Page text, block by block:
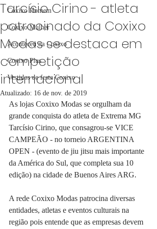
Coxixo Homem
Coxixo Mulher
Aconteceu na Coxixo
Coxixo Plus
Vestidos de festa Coxixo
Tarcísio Cirino - atleta
patrocinado da Coxixo
Modas se destaca em
competição
internacional
Atualizado: 16 de nov. de 2019
As lojas Coxixo Modas se orgulham da
grande conquista do atleta de Extrema MG
Tarcísio Cirino, que consagrou-se VICE
CAMPEÃO - no torneio ARGENTINA
OPEN - (evento de jiu jitsu mais importante
da América do Sul, que completa sua 10
edição) na cidade de Buenos Aires ARG.
A rede Coxixo Modas patrocina diversas
entidades, atletas e eventos culturais na
região pois entende que as empresas devem